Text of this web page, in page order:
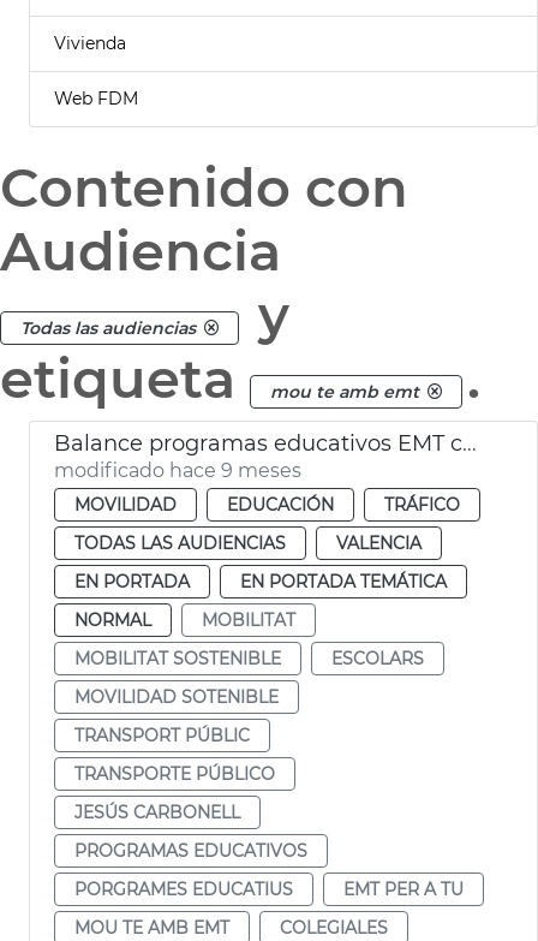
Vivienda
Web FDM
Contenido con
Audiencia
Todas las audiencias
y
etiqueta
mou te amb emt .
Balance programas educativos EMT curso 2024-25
modificado hace 9 meses
MOVILIDAD EDUCACIÓN
TRÁFICO
TODAS LAS AUDIENCIAS
VALENCIA
EN PORTADA
EN PORTADA TEMÁTICA
NORMAL
MOBILITAT
MOBILITAT SOSTENIBLE
ESCOLARS
MOVILIDAD SOTENIBLE
TRANSPORT PÚBLIC
TRANSPORTE PÚBLICO
JESÚS CARBONELL
PROGRAMAS EDUCATIVOS
PORGRAMES EDUCATIUS
EMT PER A TU
MOU TE AMB EMT
COLEGIALES